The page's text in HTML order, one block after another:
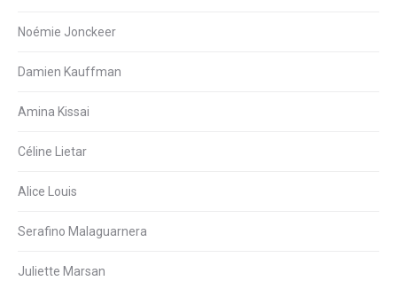
Noémie Jonckeer
Damien Kauffman
Amina Kissai
Céline Lietar
Alice Louis
Serafino Malaguarnera
Juliette Marsan